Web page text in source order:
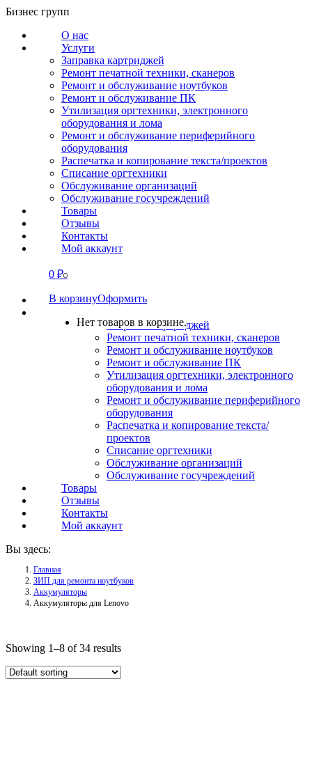
Перейти
содержанию
Бизнес групп
О нас
Услуги
Заправка картриджей
Ремонт печатной техники, сканеров
Ремонт и обслуживание ноутбуков
Ремонт и обслуживание ПК
Утилизация оргтехники, электронного
оборудования и лома
Ремонт и обслуживание периферийного
оборудования
Распечатка и копирование текста/проектов
Списание оргтехники
Обслуживание организаций
Обслуживание госучреждений
Товары
Отзывы
Контакты
Мой аккаунт
0 ₽0
В корзинуОформить
Нет товаров в корзине.
СВЯЗАТЬСЯ
О нас
Заправка картриджей
Ремонт печатной техники, сканеров
Ремонт и обслуживание ноутбуков
Ремонт и обслуживание ПК
Утилизация оргтехники, электронного
оборудования и лома
Ремонт и обслуживание периферийного
оборудования
Распечатка и копирование текста/
проектов
Списание оргтехники
Обслуживание организаций
Обслуживание госучреждений
Товары
Отзывы
Контакты
Мой аккаунт
Вы здесь:
Главная
ЗИП для ремонта ноутбуков
Аккумуляторы
Аккумуляторы для Lenovo
Showing 1–8 of 34 results